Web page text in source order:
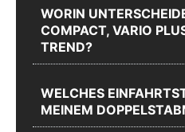
WORIN
COMPACT, VARIO
TREND?
WELCHES
MEINEM